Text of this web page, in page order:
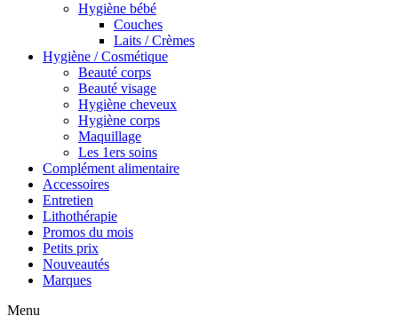
Hygiène bébé
Couches
Laits / Crèmes
Hygiène / Cosmétique
Beauté corps
Beauté visage
Hygiène cheveux
Hygiène corps
Maquillage
Les 1ers soins
Complément alimentaire
Accessoires
Entretien
Lithothérapie
Promos du mois
Petits prix
Nouveautés
Marques
Menu